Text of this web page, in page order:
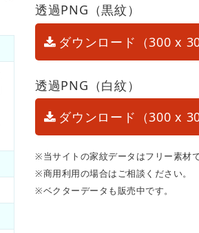
透過PNG（黒紋）
ダウンロード（300 x
透過PNG（白紋）
ダウンロード（300 x
※当サイトの家紋データはフリー素材
※商用利用の場合はご相談ください。
※ベクターデータも販売中です。